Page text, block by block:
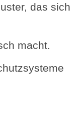
das sich
macht.